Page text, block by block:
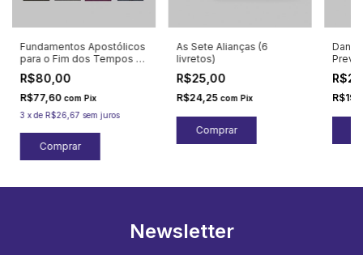
Fundamentos Apostólicos
para o Fim dos Tempos (8
livretos)
R$80,00
R$77,60 com Pix
3 xde R$26,67 sem juros
As Sete Alianças (6
livretos)
R$25,00
R$24,25 com Pix
em
Newsletter